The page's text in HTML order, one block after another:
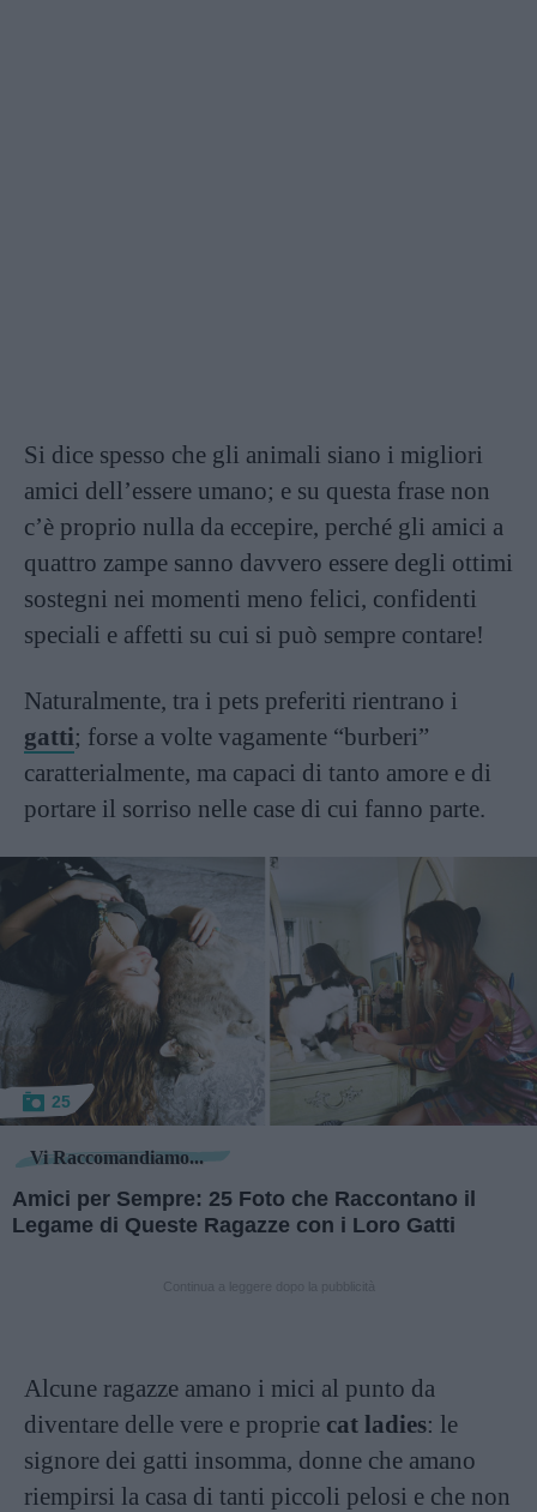
Si dice spesso che gli animali siano i migliori
amici dell’essere umano; e su questa frase non
c’è proprio nulla da eccepire, perché gli amici a
quattro zampe sanno davvero essere degli ottimi
sostegni nei momenti meno felici, confidenti
speciali e affetti su cui si può sempre contare!
Naturalmente, tra i pets preferiti rientrano i
gatti; forse a volte vagamente “burberi”
caratterialmente, ma capaci di tanto amore e di
portare il sorriso nelle case di cui fanno parte.
25
Vi Raccomandiamo...
Amici per Sempre: 25 Foto che Raccontano il
Legame di Queste Ragazze con i Loro Gatti
Alcune ragazze amano i mici al punto da
diventare delle vere e proprie cat ladies: le
signore dei gatti insomma, donne che amano
riempirsi la casa di tanti piccoli pelosi e che non